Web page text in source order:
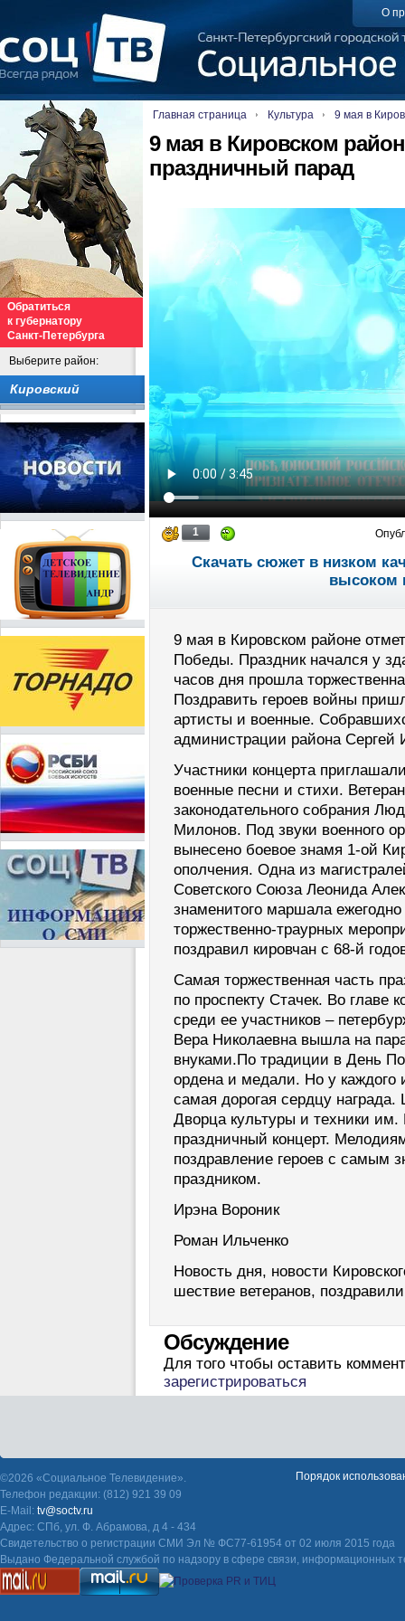
О
Обратиться
к губернатору
Санкт-Петербурга
Выберите район:
Кировский
Главная страница Культура 9 мая в
9 мая в Кировском
праздничный парад
1
Скачать сюжет в низком
высоком
9 мая в Кировском районе
Победы. Праздник начался у
часов дня прошла
Поздравить героев войны
артисты и военные.
администрации района Сергей
Участники концерта
военные песни и стихи.
законодательного собрания
Милонов. Под звуки военного
вынесено боевое знамя 1-ой
ополчения. Одна из
Советского Союза Леонида
знаменитого маршала
торжественно-траурных
поздравил кировчан с 68-й
Самая торжественная часть
по проспекту Стачек. Во главе
среди ее участников –
Вера Николаевна вышла на
внуками.По традиции в День
ордена и медали. Но у каждого
самая дорогая сердцу
Дворца культуры и техники
праздничный концерт.
поздравление героев с самым
праздником.
Ирэна Вороник
Роман Ильченко
Новость дня, новости
шествие ветеранов,
Обсуждение
Для того чтобы оставить
зарегистрироваться
©2026 «Социальное Телевидение».
Телефон редакции: (812) 921 39 09
E-Mail: tv@soctv.ru
Адрес: СПб, ул. Ф. Абрамова, д 4 - 434
Свидетельство о регистрации СМИ Эл № ФС77-61954 от 02 июля 2015 года
Выдано Федеральной службой по надзору в сфере связи, информационных
Порядок